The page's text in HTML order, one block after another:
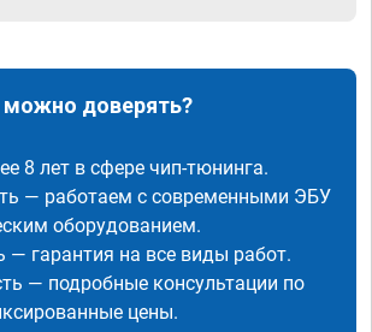
доверять?
8 лет в сфере чип-тюнинга.
— работаем с современными ЭБУ
оборудованием.
— гарантия на все виды работ.
— подробные консультации по
цены.